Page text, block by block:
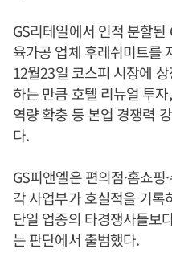
GS리테일에서 인적 분할
육가공 업체 후레쉬미트를
12월23일 코스피 시장에
하는 만큼 호텔 리뉴얼 투
역량 확충 등 본업 경쟁력
다.
GS피앤엘은 편의점·홈쇼핑
각 사업부가 호실적을 기
단일 업종의 타경쟁사들보
는 판단에서 출범했다.